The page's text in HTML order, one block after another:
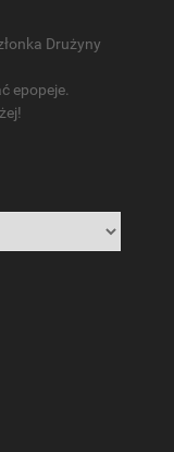
Drużyny
epopeje.